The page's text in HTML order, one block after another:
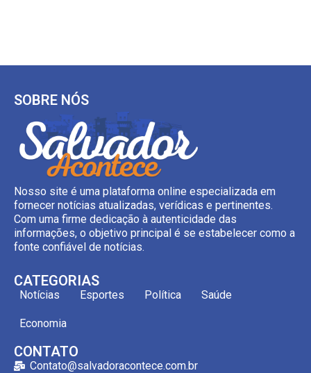
SOBRE NÓS
Nosso site é uma plataforma online especializada em
fornecer notícias atualizadas, verídicas e pertinentes.
Com uma firme dedicação à autenticidade das
informações, o objetivo principal é se estabelecer como a
fonte confiável de notícias.
CATEGORIAS
Notícias Esportes Política Saúde
Economia
CONTATO
Contato@salvadoracontece.com.br